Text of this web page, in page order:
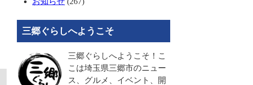
三郷ぐらしへようこそ
三郷ぐらしへようこそ！こ
こは埼玉県三郷市のニュー
ス、グルメ、イベント、開